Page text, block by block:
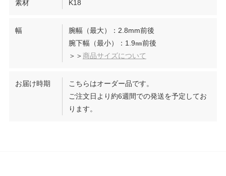
素材 K18
幅
腕幅（最大）：2.8mm前後
腕下幅（最小）：1.9㎜前後
＞＞商品サイズについて
お届け時期
こちらはオーダー品です。
ご注文日より約6週間での発送を予定してお
ります。